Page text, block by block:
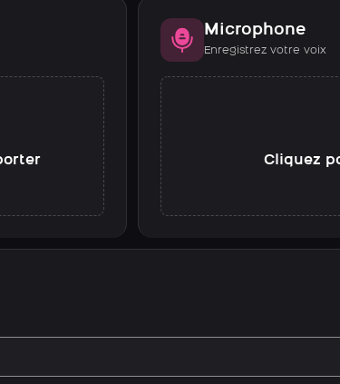
Microphone
Enregistrez votre voix
Cliquez